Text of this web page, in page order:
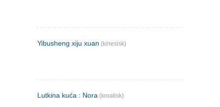
Yibusheng xiju xuan (kinesisk)
Lutkina kuća : Nora (kroatisk)